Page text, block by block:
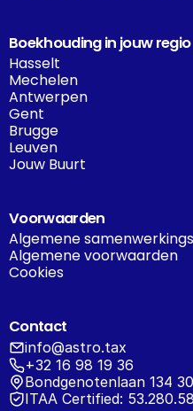
Boekhouding in jouw regio
Hasselt
Mechelen
Antwerpen
Gent
Brugge
Leuven
Jouw Buurt
Voorwaarden
Algemene
Algemene voorwaarden
Cookies
Contact
info@astro.tax
+32 16 98 19 36
Bondgenotenlaan 134
ITAA Certified: